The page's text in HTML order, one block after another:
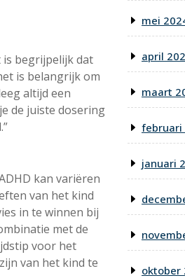
is begrijpelijk dat
is belangrijk om
altijd een
de juiste dosering
kan variëren
van het kind
in te winnen bij
met de
voor het
van het kind te
mei
april
maart
februari
januari
oktober